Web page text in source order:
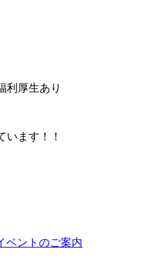
利厚生あり
います！！
ベントのご案内